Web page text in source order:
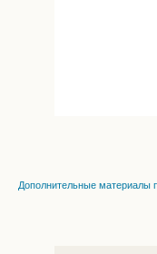
Дополнительные материалы